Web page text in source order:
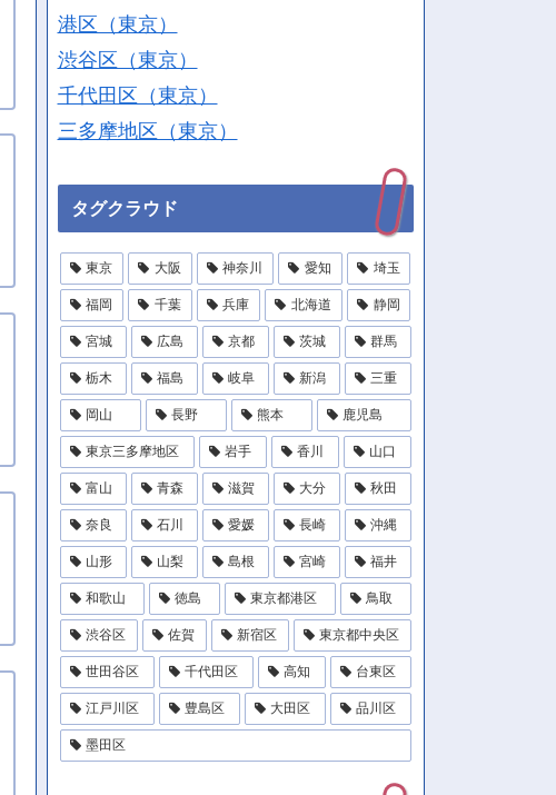
港区（東京）
渋谷区（東京）
千代田区（東京）
三多摩地区（東京）
タグクラウド
東京 大阪 神奈川 愛知 埼玉
福岡 千葉 兵庫 北海道 静岡
宮城 広島 京都 茨城 群馬
栃木 福島 岐阜 新潟 三重
岡山 長野 熊本 鹿児島
東京三多摩地区 岩手 香川 山口
富山 青森 滋賀 大分 秋田
奈良 石川 愛媛 長崎 沖縄
山形 山梨 島根 宮崎 福井
和歌山 徳島 東京都港区 鳥取
渋谷区 佐賀 新宿区 東京都中央区
世田谷区 千代田区 高知 台東区
江戸川区 豊島区 大田区 品川区
墨田区